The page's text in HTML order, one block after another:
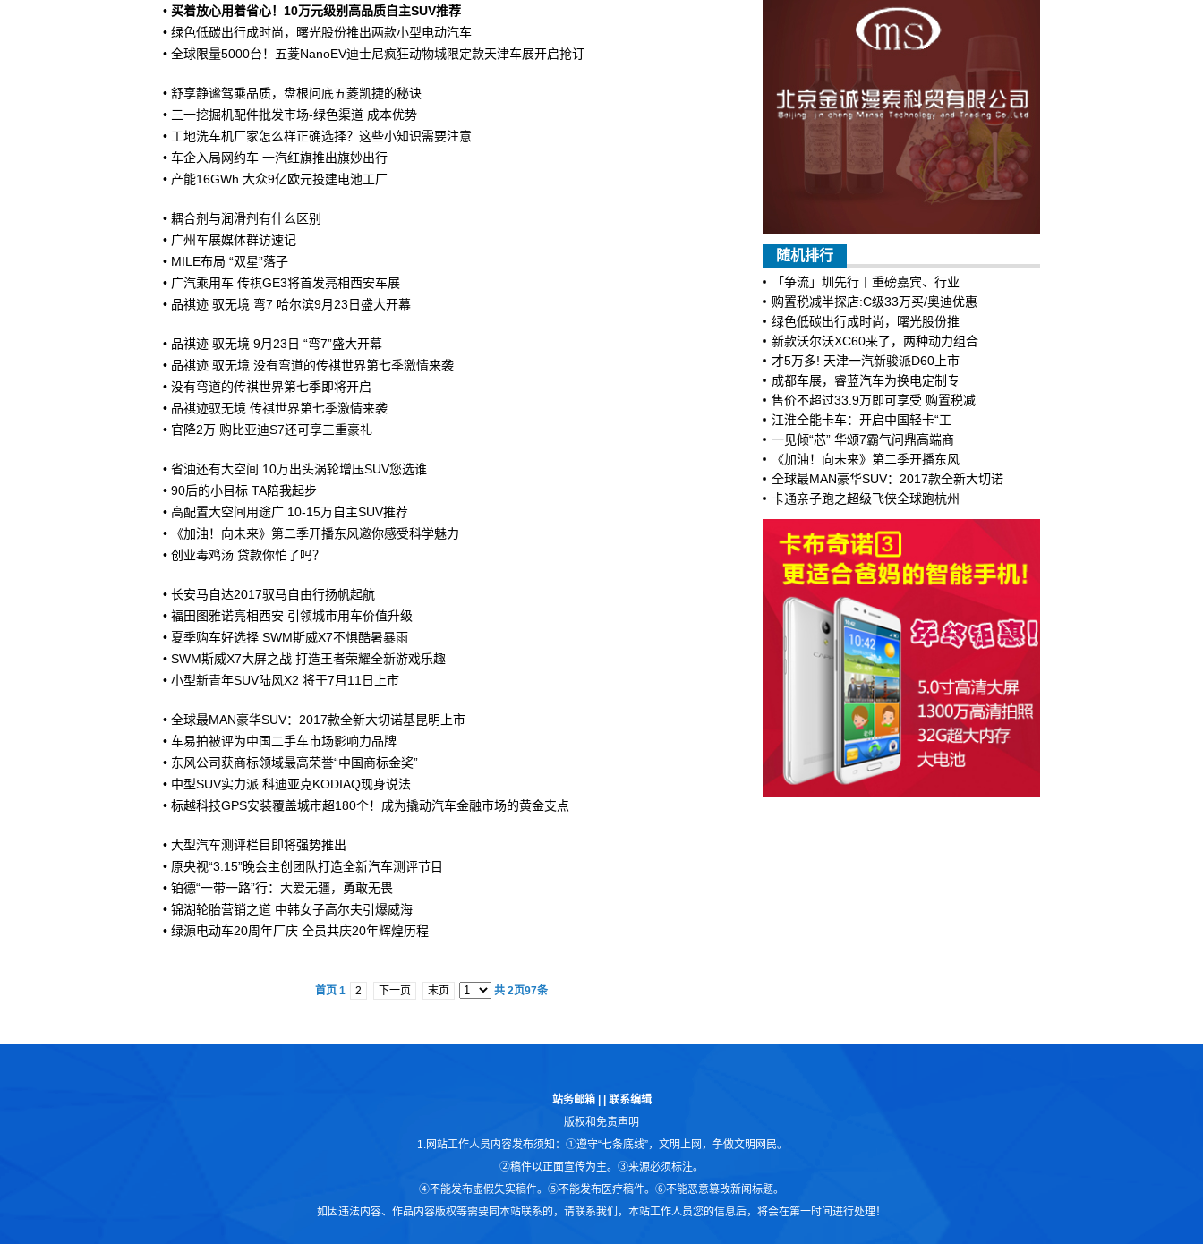
• 买着放心用着省心！10万元级别高品质自主SUV推荐
• 绿色低碳出行成时尚，曙光股份推出两款小型电动汽车
• 全球限量5000台！五菱NanoEV迪士尼疯狂动物城限定款天津车展开启抢订
• 舒享静谧驾乘品质，盘根问底五菱凯捷的秘诀
• 三一挖掘机配件批发市场-绿色渠道 成本优势
• 工地洗车机厂家怎么样正确选择？这些小知识需要注意
• 车企入局网约车 一汽红旗推出旗妙出行
• 产能16GWh 大众9亿欧元投建电池工厂
• 耦合剂与润滑剂有什么区别
• 广州车展媒体群访速记
• MILE布局 “双星”落子
• 广汽乘用车 传祺GE3将首发亮相西安车展
• 品祺迹 驭无境 弯7 哈尔滨9月23日盛大开幕
• 品祺迹 驭无境 9月23日 “弯7”盛大开幕
• 品祺迹 驭无境 没有弯道的传祺世界第七季激情来袭
• 没有弯道的传祺世界第七季即将开启
• 品祺迹驭无境 传祺世界第七季激情来袭
• 官降2万 购比亚迪S7还可享三重豪礼
• 省油还有大空间 10万出头涡轮增压SUV您选谁
• 90后的小目标 TA陪我起步
• 高配置大空间用途广 10-15万自主SUV推荐
•
《加油！向未来》第二季开播东风邀你感受科学魅力
• 创业毒鸡汤 贷款你怕了吗？
• 长安马自达2017驭马自由行扬帆起航
• 福田图雅诺亮相西安 引领城市用车价值升级
• 夏季购车好选择 SWM斯威X7不惧酷暑暴雨
• SWM斯威X7大屏之战 打造王者荣耀全新游戏乐趣
• 小型新青年SUV陆风X2 将于7月11日上市
• 全球最MAN豪华SUV：2017款全新大切诺基昆明上市
• 车易拍被评为中国二手车市场影响力品牌
• 东风公司获商标领域最高荣誉“中国商标金奖”
• 中型SUV实力派 科迪亚克KODIAQ现身说法
• 标越科技GPS安装覆盖城市超180个！成为撬动汽车金融市场的黄金支点
• 大型汽车测评栏目即将强势推出
• 原央视“3.15”晚会主创团队打造全新汽车测评节目
• 铂德“一带一路”行：大爱无疆，勇敢无畏
• 锦湖轮胎营销之道 中韩女子高尔夫引爆威海
• 绿源电动车20周年厂庆 全员共庆20年辉煌历程
首页 1 2 下一页 末页 共 2页97条
随机排行
「争流」圳先行丨重磅嘉宾、行业
购置税减半探店:C级33万买/奥迪优惠
绿色低碳出行成时尚，曙光股份推
新款沃尔沃XC60来了，两种动力组合
才5万多! 天津一汽新骏派D60上市
成都车展，睿蓝汽车为换电定制专
售价不超过33.9万即可享受 购置税减
江淮全能卡车：开启中国轻卡“工
一见倾“芯” 华颂7霸气问鼎高端商
《加油！向未来》第二季开播东风
全球最MAN豪华SUV：2017款全新大切诺
卡通亲子跑之超级飞侠全球跑杭州
站务邮箱|
联系编辑
版权和免责声明
1.网站工作人员内容发布须知：①遵守“七条底线”，文明上网，争做文明网民。
②稿件以正面宣传为主。③来源必须标注。
④不能发布虚假失实稿件。⑤不能发布医疗稿件。⑥不能恶意篡改新闻标题。
如因违法内容、作品内容版权等需要同本站联系的，请联系我们，本站工作人员您的信息后，将会在第一时间进行处理！